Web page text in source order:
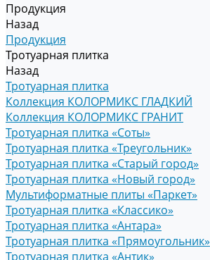
Продукция
Назад
Продукция
Тротуарная плитка
Назад
Тротуарная плитка
Коллекция КОЛОРМИКС ГЛАДКИЙ
Коллекция КОЛОРМИКС ГРАНИТ
Тротуарная плитка «Соты»
Тротуарная плитка «Треугольник»
Тротуарная плитка «Старый город»
Тротуарная плитка «Новый город»
Мультиформатные плиты «Паркет»
Тротуарная плитка «Классико»
Тротуарная плитка «Антара»
Тротуарная плитка «Прямоугольник»
Тротуарная плитка «Антик»